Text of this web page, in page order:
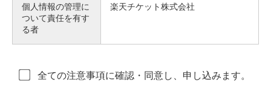
個人情報の管理に
ついて責任を有す
る者
楽天チケット株式会社
全ての注意事項に確認・同意し、申し込みます。